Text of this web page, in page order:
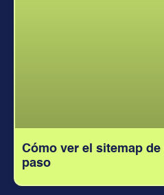
Cómo ver el sitemap
paso